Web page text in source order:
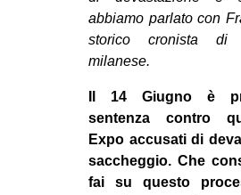
abbiamo parlato con
storico cronista di
milanese.
Il 14 Giugno è
sentenza contro
Expo accusati di
saccheggio. Che
fai su questo